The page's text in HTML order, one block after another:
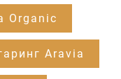
Organic
Aravia